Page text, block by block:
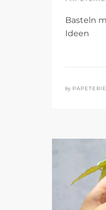
Basteln
Ideen
by PAPETERIE